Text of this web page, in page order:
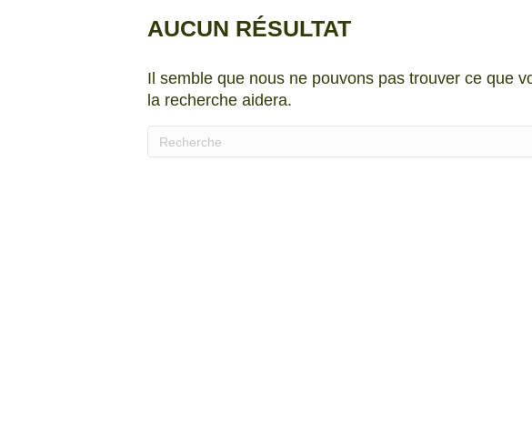
AUCUN RÉSULTAT
Il semble que nous ne pouvons pas trouver ce que
la recherche aidera.
Quand les résultats de l'auto-complétion sont